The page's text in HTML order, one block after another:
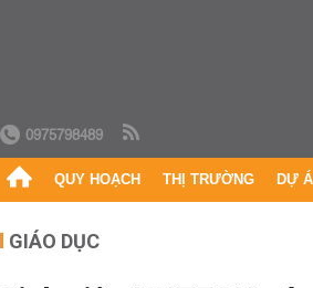
0975798489
QUY HOẠCH THỊ TRƯỜNG DỰ
GIÁO DỤC